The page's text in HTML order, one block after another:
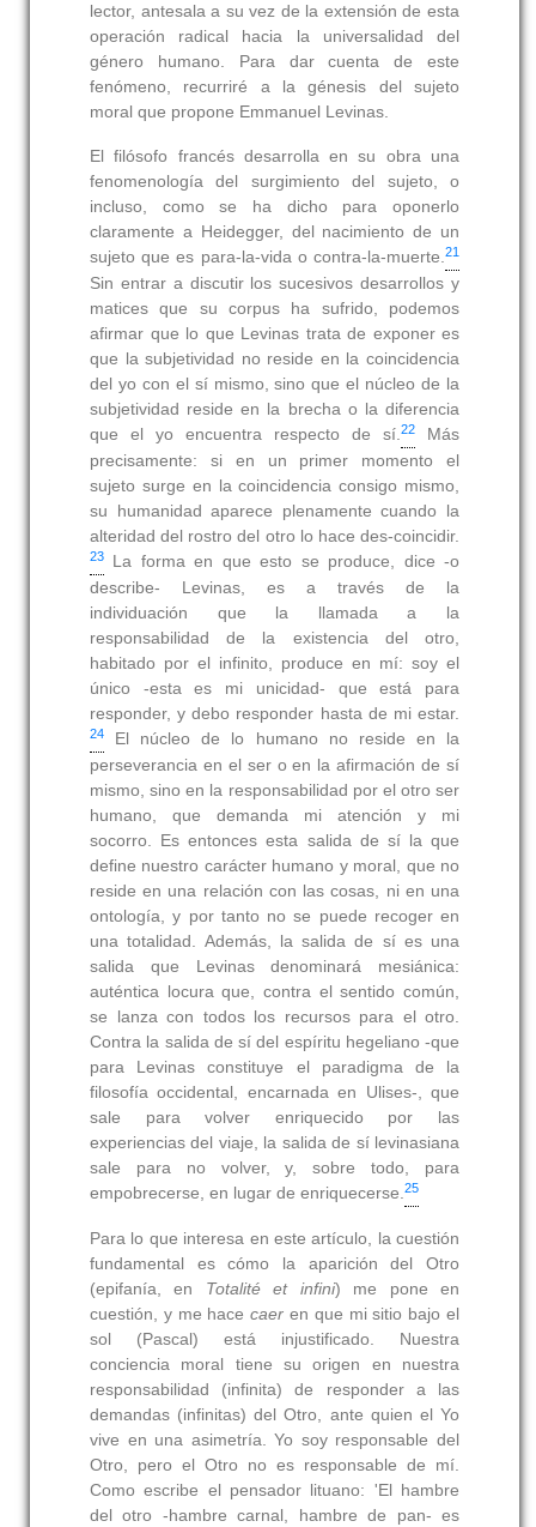
lector, antesala a su vez de la extensión de esta
operación radical hacia la universalidad del
género humano. Para dar cuenta de este
fenómeno, recurriré a la génesis del sujeto
moral que propone Emmanuel Levinas.
El filósofo francés desarrolla en su obra una
fenomenología del surgimiento del sujeto, o
incluso, como se ha dicho para oponerlo
claramente a Heidegger, del nacimiento de un
sujeto que es para-la-vida o contra-la-muerte.21
Sin entrar a discutir los sucesivos desarrollos y
matices que su corpus ha sufrido, podemos
afirmar que lo que Levinas trata de exponer es
que la subjetividad no reside en la coincidencia
del yo con el sí mismo, sino que el núcleo de la
subjetividad reside en la brecha o la diferencia
que el yo encuentra respecto de sí.22
Más
precisamente: si en un primer momento el
sujeto surge en la coincidencia consigo mismo,
su humanidad aparece plenamente cuando la
alteridad del rostro del otro lo hace des-coincidir.
23
La forma en que esto se produce, dice -o
describe- Levinas, es a través de la
individuación que la llamada a la
responsabilidad de la existencia del otro,
habitado por el infinito, produce en mí: soy el
único -esta es mi unicidad- que está para
responder, y debo responder hasta de mi estar.
24
El núcleo de lo humano no reside en la
perseverancia en el ser o en la afirmación de sí
mismo, sino en la responsabilidad por el otro ser
humano, que demanda mi atención y mi
socorro. Es entonces esta salida de sí la que
define nuestro carácter humano y moral, que no
reside en una relación con las cosas, ni en una
ontología, y por tanto no se puede recoger en
una totalidad. Además, la salida de sí es una
salida que Levinas denominará mesiánica:
auténtica locura que, contra el sentido común,
se lanza con todos los recursos para el otro.
Contra la salida de sí del espíritu hegeliano -que
para Levinas constituye el paradigma de la
filosofía occidental, encarnada en Ulises-, que
sale para volver enriquecido por las
experiencias del viaje, la salida de sí levinasiana
sale para no volver, y, sobre todo, para
empobrecerse, en lugar de enriquecerse.25
Para lo que interesa en este artículo, la cuestión
fundamental es cómo la aparición del Otro
(epifanía, en Totalité et infini) me pone en
cuestión, y me hacecaer en que mi sitio bajo el
sol (Pascal) está injustificado. Nuestra
conciencia moral tiene su origen en nuestra
responsabilidad (infinita) de responder a las
demandas (infinitas) del Otro, ante quien el Yo
vive en una asimetría. Yo soy responsable del
Otro, pero el Otro no es responsable de mí.
Como escribe el pensador lituano: 'El hambre
del otro -hambre carnal, hambre de pan- es